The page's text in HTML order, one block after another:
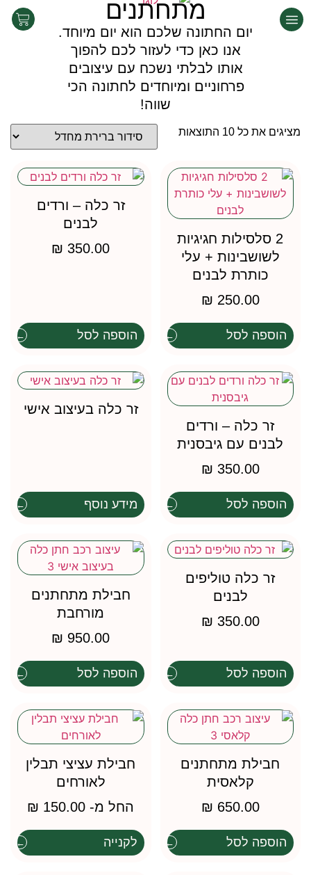
מתחתנים
יום החתונה שלכם הוא יום מיוחד.
אנו כאן כדי לעזור לכם להפוך
אותו לבלתי נשכח עם עיצובים
פרחוניים ומיוחדים לחתונה הכי
שווה!
מציגים את כל ⁦10⁩ התוצאות
2 סלסילות חגיגיות
לשושבינות + עלי
כותרת לבנים
₪ 250.00
הוספה לסל
זר כלה – ורדים
לבנים
₪ 350.00
הוספה לסל
זר כלה – ורדים
לבנים עם גיבסנית
₪ 350.00
הוספה לסל
זר כלה בעיצוב אישי
מידע נוסף
זר כלה טוליפים
לבנים
₪ 350.00
הוספה לסל
חבילת מתחתנים
מורחבת
₪ 950.00
הוספה לסל
חבילת מתחתנים
קלאסית
₪ 650.00
הוספה לסל
חבילת עציצי תבלין
לאורחים
החל מ-
₪ 150.00
לקנייה